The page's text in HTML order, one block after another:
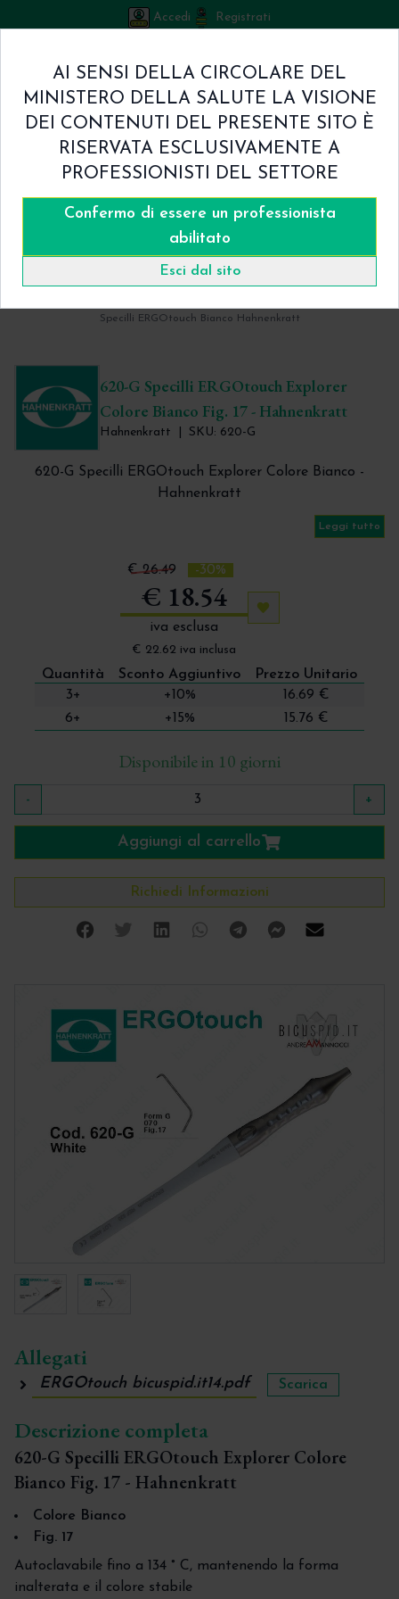
Accedi Registrati
Bicuspid
Home
Shop
Termini & Condizioni
Contatti
Carrello
620-G Specilli ERGOtouch Explorer Colore Bianco
Fig. 17 - Hahnenkratt
Hahnenkratt
Specilli ERGOtouch Bianco Hahnenkratt
620-G Specilli ERGOtouch Explorer
Colore Bianco Fig. 17 - Hahnenkratt
Hahnenkratt SKU: 620-G
620-G Specilli ERGOtouch Explorer Colore Bianco -
Hahnenkratt
Leggi tutto
€ 26.49 -30%
€ 18.54
iva esclusa
€ 22.62 iva inclusa
Aggiungi ai preferiti
Quantità Sconto Aggiuntivo
Prezzo Unitario
3+
+10%
16.69 €
6+
+15% 15.76 €
Disponibile in 10 giorni
- +
Aggiungi al carrello
Richiedi Informazioni
Facebook
TwitterLinkedinWhatsappTelegramFacebook
Allegati
ERGOtouch bicuspid.it14.pdf Scarica
Descrizione completa
620-G Specilli ERGOtouch Explorer Colore
Bianco Fig. 17 - Hahnenkratt
Colore Bianco
Fig. 17
Autoclavabile fino a 134 ° C, mantenendo la forma
inalterata e il colore stabile
AI SENSI DELLA CIRCOLARE DEL
MINISTERO DELLA SALUTE LA VISIONE
DEI CONTENUTI DEL PRESENTE SITO È
RISERVATA ESCLUSIVAMENTE A
PROFESSIONISTI DEL SETTORE
Esci dal sito
Confermo di essere un professionista
abilitato